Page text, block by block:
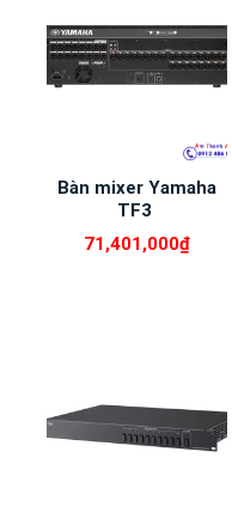
Bàn mixer Yamaha
TF3
71,401,000₫